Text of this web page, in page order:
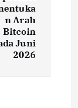
n Arah
Bitcoin
Juni
2026